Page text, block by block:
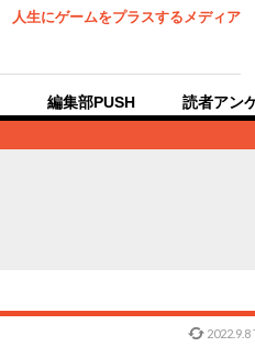
人生にゲームをプラスするメディア
編集部PUSH 読者アン